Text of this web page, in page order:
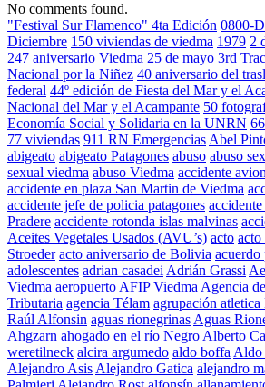
No comments found.
"Festival Sur Flamenco" 4ta Edición 0800-
Diciembre 150 viviendas de viedma 1979 2
247 aniversario Viedma 25 de mayo 3rd
Nacional por la Niñez 40 aniversario del
federal 44º edición de Fiesta del Mar y el
Nacional del Mar y el Acampante 50
Economía Social y Solidaria en la UNRN
77 viviendas 911 RN Emergencias Abel
abigeato abigeato Patagones abuso abuso
sexual viedma abuso Viedma accidente
accidente en plaza San Martin de Viedma
accidente jefe de policia patagones
Pradere accidente rotonda islas malvinas
Aceites Vegetales Usados (AVU’s) acto acto
Stroeder acto aniversario de Bolivia acuerdo
adolescentes adrian casadei Adrián Grassi
Viedma aeropuerto AFIP Viedma Agencia
Tributaria agencia Télam agrupación atletica
Raúl Alfonsin aguas rionegrinas Aguas
Ahgzarn ahogado en el río Negro Alberto
weretilneck alcira argumedo aldo boffa Aldo
Alejandro Asis Alejandro Gatica alejandro